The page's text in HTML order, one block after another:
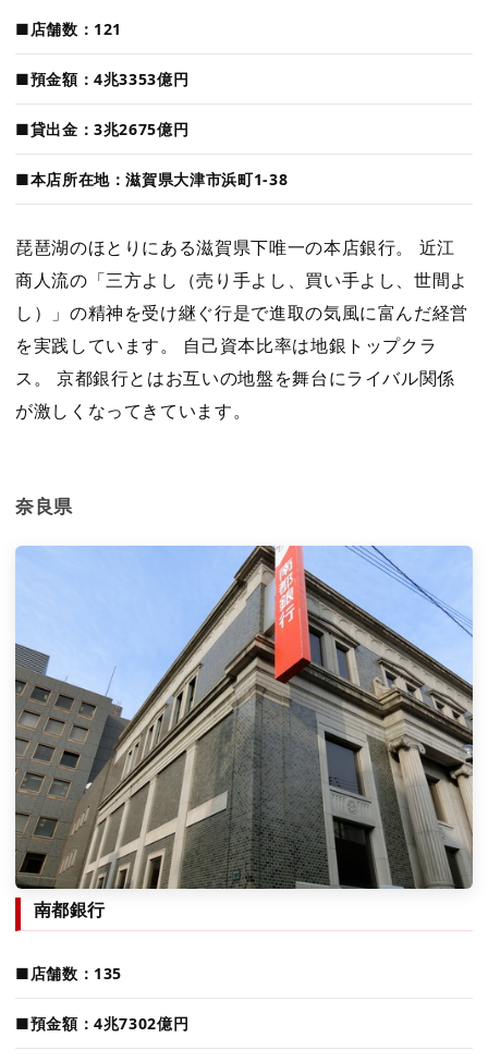
■店舗数：121
■預金額：4兆3353億円
■貸出金：3兆2675億円
■本店所在地：滋賀県大津市浜町1-38
琵琶湖のほとりにある滋賀県下唯一の本店銀行。 近江
商人流の「三方よし（売り手よし、買い手よし、世間よ
し）」の精神を受け継ぐ行是で進取の気風に富んだ経営
を実践しています。 自己資本比率は地銀トップクラ
ス。 京都銀行とはお互いの地盤を舞台にライバル関係
が激しくなってきています。
奈良県
南都銀行
■店舗数：135
■預金額：4兆7302億円